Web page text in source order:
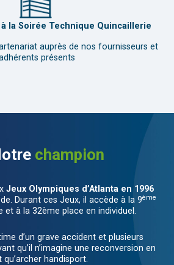
la Soirée Technique Quincaillerie
auprès de nos fournisseurs et
présents
champion
Jeux Olympiques d’Atlanta en 1996
Durant ces Jeux, il accède à la 9ème
et à la 32ème place en individuel.
d’un grave accident et plusieurs
qu’il n’imagine une reconversion en
qu’archer handisport.